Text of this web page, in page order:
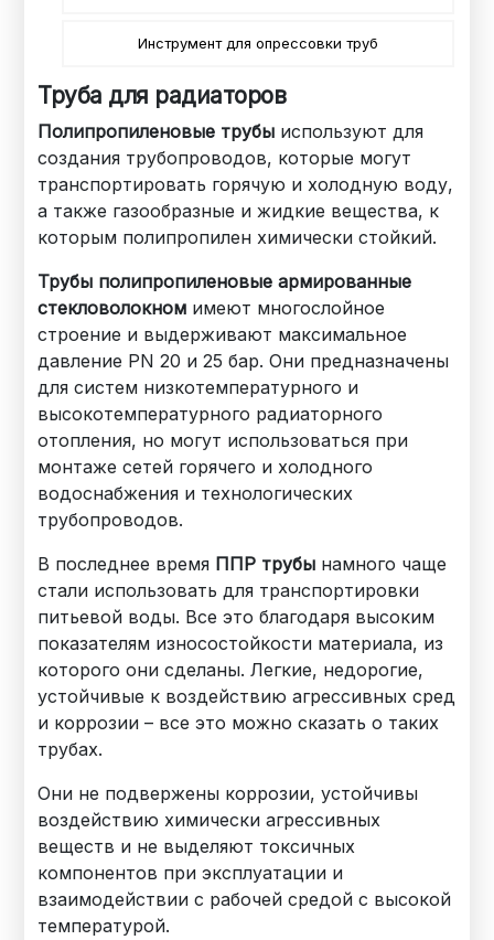
Инструмент для опрессовки труб
Труба для радиаторов
Полипропиленовые трубы используют для
создания трубопроводов, которые могут
транспортировать горячую и холодную воду,
а также газообразные и жидкие вещества, к
которым полипропилен химически стойкий.
Трубы полипропиленовые армированные
стекловолокном имеют многослойное
строение и выдерживают максимальное
давление PN 20 и 25 бар. Они предназначены
для систем низкотемпературного и
высокотемпературного радиаторного
отопления, но могут использоваться при
монтаже сетей горячего и холодного
водоснабжения и технологических
трубопроводов.
В последнее время ППР трубы намного чаще
стали использовать для транспортировки
питьевой воды. Все это благодаря высоким
показателям износостойкости материала, из
которого они сделаны. Легкие, недорогие,
устойчивые к воздействию агрессивных сред
и коррозии – все это можно сказать о таких
трубах.
Они не подвержены коррозии, устойчивы
воздействию химически агрессивных
веществ и не выделяют токсичных
компонентов при эксплуатации и
взаимодействии с рабочей средой с высокой
температурой.